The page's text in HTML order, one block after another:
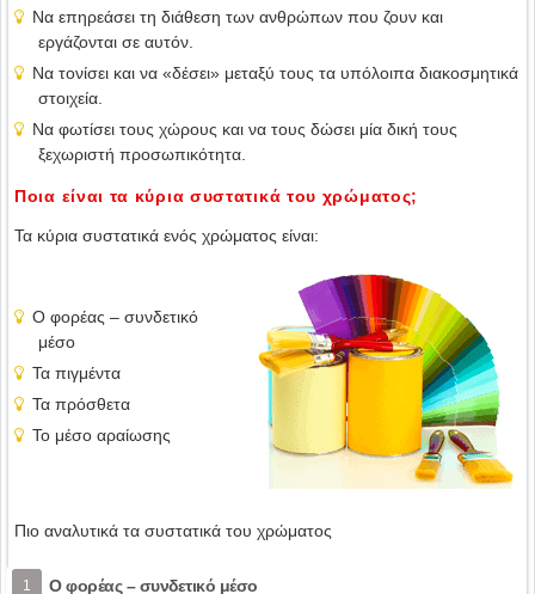
Να επηρεάσει τη διάθεση των ανθρώπων που ζουν και
εργάζονται σε αυτόν.
Να τονίσει και να «δέσει» μεταξύ τους τα υπόλοιπα διακοσμητικά
στοιχεία.
Να φωτίσει τους χώρους και να τους δώσει μία δική τους
ξεχωριστή προσωπικότητα.
Ποια είναι τα κύρια συστατικά του χρώματος;
Τα κύρια συστατικά ενός χρώματος είναι:
Ο φορέας – συνδετικό
μέσο
Τα πιγμέντα
Τα πρόσθετα
Το μέσο αραίωσης
Πιο αναλυτικά τα συστατικά του χρώματος
1 Ο φορέας – συνδετικό μέσο